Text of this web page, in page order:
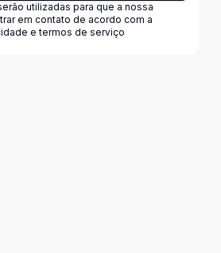
utilizadas para que a nossa
em contato de acordo com a
e termos de serviço